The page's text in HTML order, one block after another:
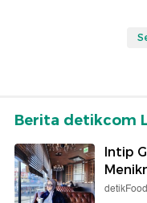
Berita detikcom
Intip
detikFood